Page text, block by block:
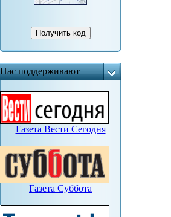
Нас поддерживают
Газета Вести Сегодня
Газета Суббота